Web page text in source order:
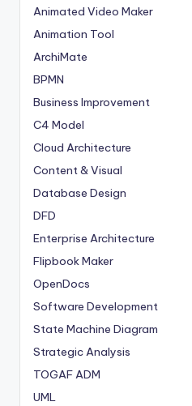
Animated Video Maker
Animation Tool
ArchiMate
BPMN
Business Improvement
C4 Model
Cloud Architecture
Content & Visual
Database Design
DFD
Enterprise Architecture
Flipbook Maker
OpenDocs
Software Development
State Machine Diagram
Strategic Analysis
TOGAF ADM
UML